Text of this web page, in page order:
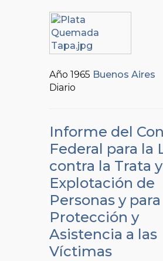
Año 1965 Buenos Aires
Diario
Informe del
Federal para la
contra la Trata y
Explotación de
Personas y para
Protección y
Asistencia a las
Víctimas